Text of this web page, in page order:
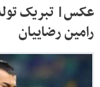
عکس| تبریک
رامین رضاییان